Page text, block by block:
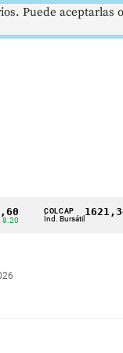
COLCAP
Índ. Bursátil
1621,34
▲
Puede aceptarlas